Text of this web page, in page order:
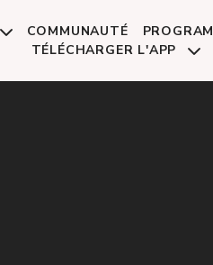
COMMUNAUTÉ
TÉLÉCHARGER L'APP